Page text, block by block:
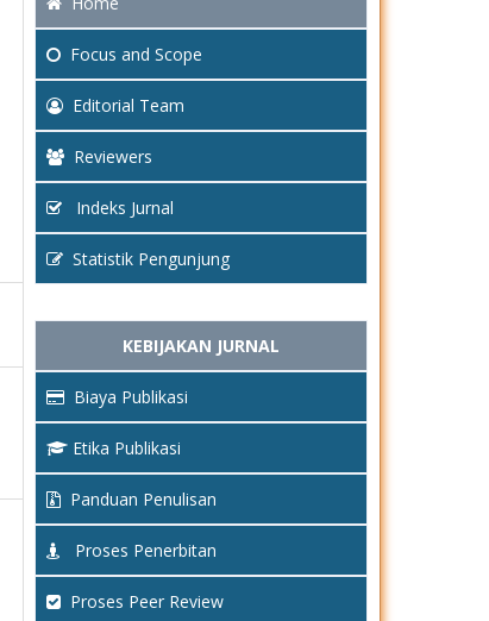
Focus and Scope
Editorial Team
Reviewers
Indeks Jurnal
Statistik Pengunjung
KEBIJAKAN JURNAL
Biaya Publikasi
Etika Publikasi
Panduan Penulisan
Proses Penerbitan
Proses Peer Review